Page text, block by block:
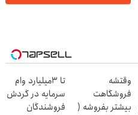
وقتشه
فروشگاهت
بیشتر بفروشه (
تا 3میلیارد وام
سرمایه در گردش
فروشندگان